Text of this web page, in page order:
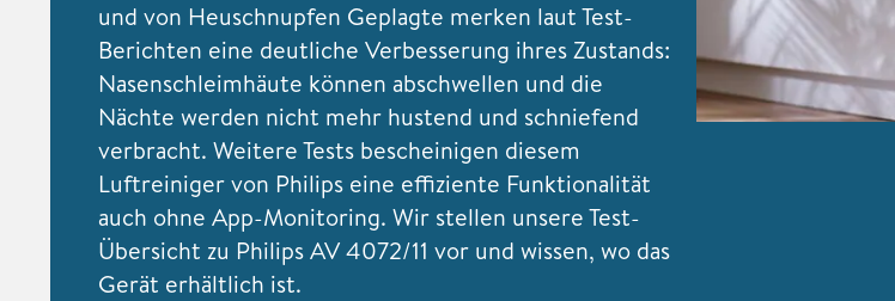
und von Heuschnupfen Geplagte merken laut Test-
Berichten eine deutliche Verbesserung ihres Zustands:
Nasenschleimhäute können abschwellen und die
Nächte werden nicht mehr hustend und schniefend
verbracht. Weitere Tests bescheinigen diesem
Luftreiniger von Philips eine effiziente Funktionalität
auch ohne App-Monitoring. Wir stellen unsere Test-
Übersicht zu Philips AV 4072/11 vor und wissen, wo das
Gerät erhältlich ist.